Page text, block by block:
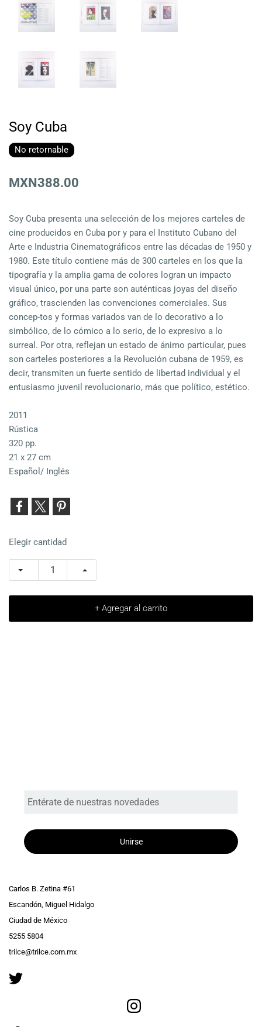
Soy Cuba
No retornable
MXN388.00
Soy Cuba presenta una selección de los mejores carteles de
cine producidos en Cuba por y para el Instituto Cubano del
Arte e Industria Cinematográficos entre las décadas de 1950 y
1980. Este título contiene más de 300 carteles en los que la
tipografía y la amplia gama de colores logran un impacto
visual único, por una parte son auténticas joyas del diseño
gráfico, trascienden las convenciones comerciales. Sus
concep-tos y formas variados van de lo decorativo a lo
simbólico, de lo cómico a lo serio, de lo expresivo a lo
surreal. Por otra, reflejan un estado de ánimo particular, pues
son carteles posteriores a la Revolución cubana de 1959, es
decir, transmiten un fuerte sentido de libertad individual y el
entusiasmo juvenil revolucionario, más que político, estético.
2011
Rústica
320 pp.
21 x 27 cm
Español/ Inglés
Elegir cantidad
+ Agregar al carrito
Unirse
Carlos B. Zetina #61
Escandón, Miguel Hidalgo
Ciudad de México
5255 5804
trilce@trilce.com.mx